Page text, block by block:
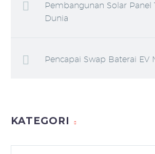
Pembangunan Solar Panel
Dunia
Pencapai Swap Baterai EV
KATEGORI